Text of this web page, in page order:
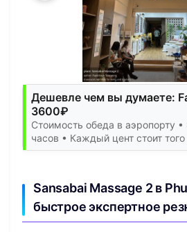
Дешевле чем вы думаете:
3600₽
Стоимость обеда в аэропорту
часов • Каждый цент стоит того
Sansabai Massage 2 в
быстрое экспертное